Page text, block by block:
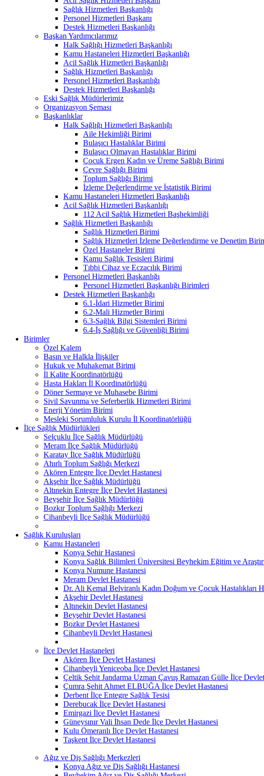
Sağlık Hizmetleri Başkanlığı
Personel Hizmetleri Başkanı
Destek Hizmetleri Başkanlığı
Başkan Yardımcılarımız
Halk Sağlığı Hizmetleri Başkanlığı
Kamu Hastaneleri Hizmetleri Başkanlığı
Acil Sağlık Hizmetleri Başkanlığı
Sağlık Hizmetleri Başkanlığı
Personel Hizmetleri Başkanlığı
Destek Hizmetleri Başkanlığı
Eski Sağlık Müdürlerimiz
Organizasyon Şeması
Başkanlıklar
Halk Sağlığı Hizmetleri Başkanlığı
Aile Hekimliği Birimi
Bulaşıcı Hastalıklar Birimi
Bulaşıcı Olmayan Hastalıklar Birimi
Çocuk Ergen Kadın ve Üreme Sağlığı Birimi
Çevre Sağlığı Birimi
Toplum Sağlığı Birimi
İzleme Değerlendirme ve İstatistik Birimi
Kamu Hastaneleri Hizmetleri Başkanlığı
Acil Sağlık Hizmetleri Başkanlığı
112 Acil Sağlık Hizmetleri Başhekimliği
Sağlık Hizmetleri Başkanlığı
Sağlık Hizmetleri Birimi
Sağlık Hizmetleri İzleme Değerlendirme ve Denetim
Özel Hastaneler Birimi
Kamu Sağlık Tesisleri Birimi
Tıbbi Cihaz ve Eczacılık Birimi
Personel Hizmetleri Başkanlığı
Personel Hizmetleri Başkanlığı Birimleri
Destek Hizmetleri Başkanlığı
6.1-İdari Hizmetler Birimi
6.2-Mali Hizmetler Birimi
6.3-Sağlık Bilgi Sistemleri Birimi
6.4-İş Sağlığı ve Güvenliği Birimi
Birimler
Özel Kalem
Basın ve Halkla İlişkiler
Hukuk ve Muhakemat Birimi
İl Kalite Koordinatörlüğü
Hasta Hakları İl Koordinatörlüğü
Döner Sermaye ve Muhasebe Birimi
Sivil Savunma ve Seferberlik Hizmetleri Birimi
Enerji Yönetim Birimi
Mesleki Sorumluluk Kurulu İl Koordinatörlüğü
İlçe Sağlık Müdürlükleri
Selçuklu İlçe Sağlık Müdürlüğü
Meram İlçe Sağlık Müdürlüğü
Karatay İlçe Sağlık Müdürlüğü
Ahırlı Toplum Sağlığı Merkezi
Akören Entegre İlçe Devlet Hastanesi
Akşehir İlçe Sağlık Müdürlüğü
Altınekin Entegre İlçe Devlet Hastanesi
Beyşehir İlçe Sağlık Müdürlüğü
Bozkır Toplum Sağlığı Merkezi
Cihanbeyli İlçe Sağlık Müdürlüğü
Sağlık Kuruluşları
Kamu Hastaneleri
Konya Şehir Hastanesi
Konya Sağlık Bilimleri Üniversitesi Beyhekim Eğitim ve
Konya Numune Hastanesi
Meram Devlet Hastanesi
Dr. Ali Kemal Belviranlı Kadın Doğum ve Çocuk Hastalıkları
Akşehir Devlet Hastanesi
Altınekin Devlet Hastanesi
Beyşehir Devlet Hastanesi
Bozkır Devlet Hastanesi
Cihanbeyli Devlet Hastanesi
İlçe Devlet Hastaneleri
Akören İlçe Devlet Hastanesi
Cihanbeyli Yeniceoba İlçe Devlet Hastanesi
Çeltik Şehit Jandarma Uzman Çavuş Ramazan Gülle İlçe
Çumra Şehit Ahmet ELBUĞA İlçe Devlet Hastanesi
Derbent İlçe Entegre Sağlık Tesisi
Derebucak İlçe Devlet Hastanesi
Emirgazi İlçe Devlet Hastanesi
Güneysınır Vali İhsan Dede İlçe Devlet Hastanesi
Kulu Ömeranlı İlçe Devlet Hastanesi
Taşkent İlçe Devlet Hastanesi
Ağız ve Diş Sağlığı Merkezleri
Konya Ağız ve Diş Sağlığı Hastanesi